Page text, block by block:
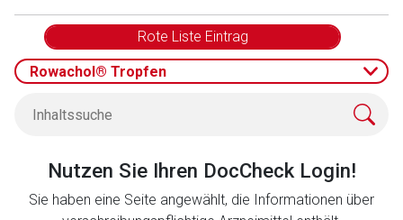
Rote Liste Eintrag
Rowachol® Tropfen
Nutzen Sie Ihren DocCheck Login!
Sie haben eine Seite angewählt, die Informationen über
Seite. Für die Inhalte der externen Web-Seite ist deren
Betreiber verantwortlich. Ebenso gelten dort ggf. andere
Datenschutzbestimmungen.
Zur Seite